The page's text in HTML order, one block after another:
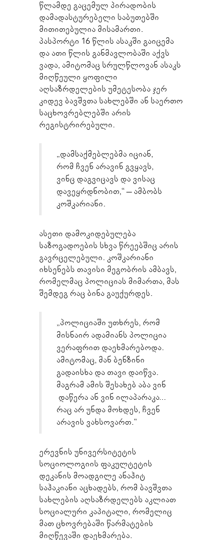
წლამდე გაცემულ პირადობის
დამადასტურებელი საბუთებში
მითითებულია მისამართი.
პასპორტი 16 წლის ასაკში გაიცემა
და ათი წლის განმავლობაში აქვს
ვადა, ამიტომაც სრულწლოვან ასაკს
მიღწეული ყოფილი
აღსაზრდელების უმეტესობა ჯერ
კიდევ ბავშვთა სახლებში ან საერთო
საცხოვრებლებში არის
რეგისტრირებული.
„დამსაქმებლებმა იციან,
რომ ჩვენ არავინ გვყავს,
ვინც დაგვიცავს და ვისაც
დავეყრდნობით,“ – ამბობს
კოშკარიანი.
ასეთი დამოკიდებულება
საზოგადოების სხვა წრეებშიც არის
გავრცელებული. კოშკარიანი
იხსენებს თავისი მეგობრის ამბავს,
რომელმაც პოლიციას მიმართა, მას
შემდეგ რაც ბინა გაუქურდეს.
„პოლიციაში უთხრეს, რომ
მისნაირ ადამიანს პოლიცია
ვერაფრით დაეხმარებოდა.
ამიტომაც, მან ბენზინი
გადაისხა და თავი დაიწვა.
მაგრამ ამის შესახებ აბა ვინ
დაწერა ან ვინ ილაპარაკა…
რაც არ უნდა მოხდეს, ჩვენ
არავის ვახსოვართ.“
ერევნის უნივერსიტეტის
სოციოლოგიის ფაკულტეტის
დეკანის მოადგილე ანაჰიტ
საჰაკიანი აცხადებს, რომ ბავშვთა
სახლების აღსაზრდელებს აკლიათ
სოციალური კაპიტალი, რომელიც
მათ ცხოვრებაში წარმატების
მიღწევაში დაეხმარება.